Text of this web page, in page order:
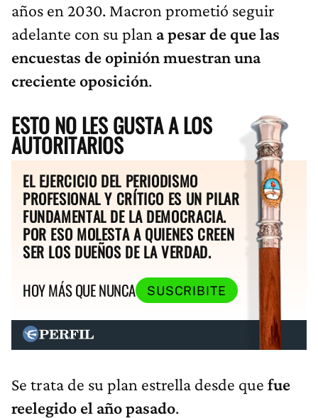
años en 2030. Macron prometió seguir
adelante con su plan a pesar de que las
encuestas de opinión muestran una
creciente oposición.
ESTO NO LES GUSTA A LOS
AUTORITARIOS
EL EJERCICIO DEL PERIODISMO
PROFESIONAL Y CRÍTICO ES UN PILAR
FUNDAMENTAL DE LA DEMOCRACIA.
POR ESO MOLESTA A QUIENES CREEN
SER LOS DUEÑOS DE LA VERDAD.
HOY MÁS QUE NUNCA
SUSCRIBITE
Se trata de su plan estrella desde que fue
reelegido el año pasado.